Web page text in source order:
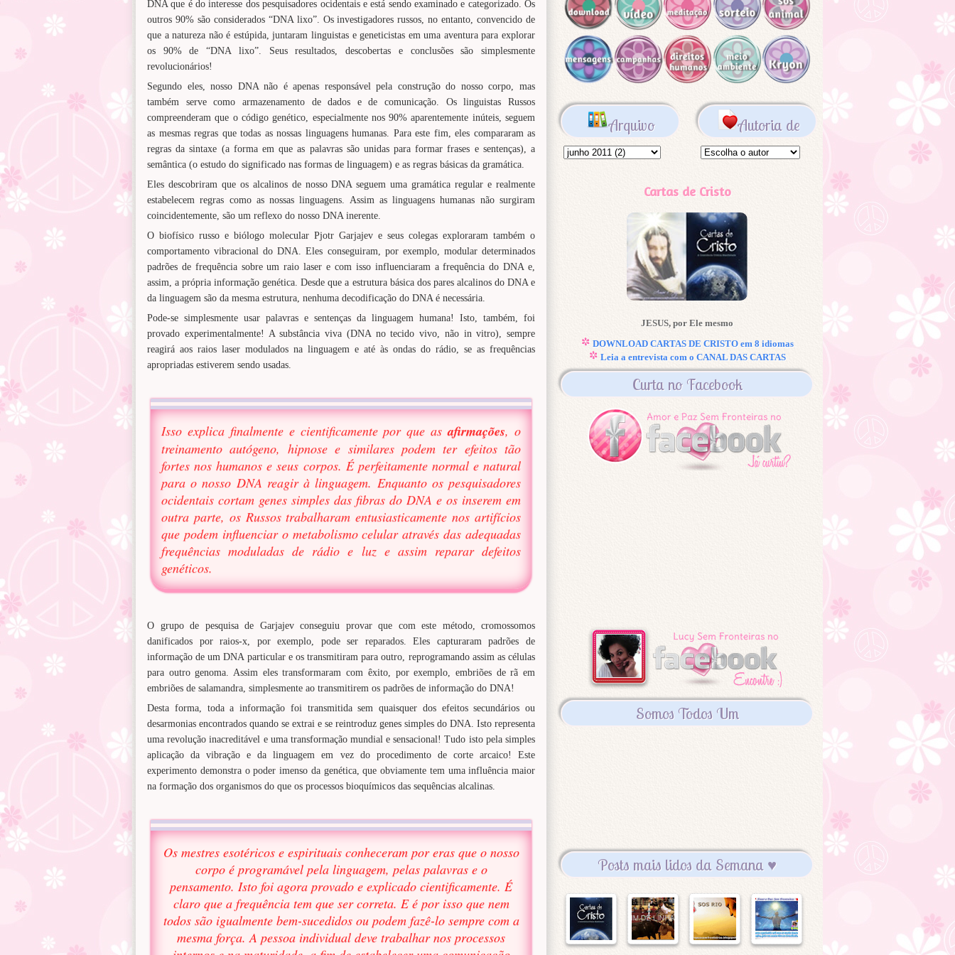
DNA que é do interesse dos pesquisadores ocidentais e está sendo examinado e categorizado. Os
outros 90% são considerados “DNA lixo”. Os investigadores russos, no entanto, convencido de
que a natureza não é estúpida, juntaram linguistas e geneticistas em uma aventura para explorar
os 90% de “DNA lixo”. Seus resultados, descobertas e conclusões são simplesmente
revolucionários!
Segundo eles, nosso DNA não é apenas responsável pela construção do nosso corpo, mas
também serve como armazenamento de dados e de comunicação. Os linguistas Russos
compreenderam que o código genético, especialmente nos 90% aparentemente inúteis, seguem
as mesmas regras que todas as nossas linguagens humanas. Para este fim, eles compararam as
regras da sintaxe (a forma em que as palavras são unidas para formar frases e sentenças), a
semântica (o estudo do significado nas formas de linguagem) e as regras básicas da gramática.
Eles descobriram que os alcalinos de nosso DNA seguem uma gramática regular e realmente
estabelecem regras como as nossas linguagens. Assim as linguagens humanas não surgiram
coincidentemente, são um reflexo do nosso DNA inerente.
O biofísico russo e biólogo molecular Pjotr Garjajev e seus colegas exploraram também o
comportamento vibracional do DNA. Eles conseguiram, por exemplo, modular determinados
padrões de frequência sobre um raio laser e com isso influenciaram a frequência do DNA e,
assim, a própria informação genética. Desde que a estrutura básica dos pares alcalinos do DNA e
da linguagem são da mesma estrutura, nenhuma decodificação do DNA é necessária.
Pode-se simplesmente usar palavras e sentenças da linguagem humana! Isto, também, foi
provado experimentalmente! A substância viva (DNA no tecido vivo, não in vitro), sempre
reagirá aos raios laser modulados na linguagem e até às ondas do rádio, se as frequências
apropriadas estiverem sendo usadas.
Isso explica finalmente e cientificamente por que asafirmações, o
treinamento autógeno, hipnose e similares podem ter efeitos tão
fortes nos humanos e seus corpos. É perfeitamente normal e natural
para o nosso DNA reagir à linguagem. Enquanto os pesquisadores
ocidentais cortam genes simples das fibras do DNA e os inserem em
outra parte, os Russos trabalharam entusiasticamente nos artifícios
que podem influenciar o metabolismo celular através das adequadas
frequências moduladas de rádio e luz e assim reparar defeitos
genéticos.
O grupo de pesquisa de Garjajev conseguiu provar que com este método, cromossomos
danificados por raios-x, por exemplo, pode ser reparados. Eles capturaram padrões de
informação de um DNA particular e os transmitiram para outro, reprogramando assim as células
para outro genoma. Assim eles transformaram com êxito, por exemplo, embriões de rã em
embriões de salamandra, simplesmente ao transmitirem os padrões de informação do DNA!
Desta forma, toda a informação foi transmitida sem quaisquer dos efeitos secundários ou
desarmonias encontrados quando se extrai e se reintroduz genes simples do DNA. Isto representa
uma revolução inacreditável e uma transformação mundial e sensacional! Tudo isto pela simples
aplicação da vibração e da linguagem em vez do procedimento de corte arcaico! Este
experimento demonstra o poder imenso da genética, que obviamente tem uma influência maior
na formação dos organismos do que os processos bioquímicos das sequências alcalinas.
Os mestres esotéricos e espirituais conheceram por eras que o nosso
corpo é programável pela linguagem, pelas palavras e o
pensamento. Isto foi agora provado e explicado cientificamente. É
claro que a frequência tem que ser correta. E é por isso que nem
todos são igualmente bem-sucedidos ou podem fazê-lo sempre com a
mesma força. A pessoa individual deve trabalhar nos processos
Arquivo Autoria de
Cartas de Cristo
JESUS, por Ele mesmo
DOWNLOAD CARTAS DE CRISTO em 8 idiomas
Leia a entrevista com o CANAL DAS CARTAS
Curta no Facebook
Somos Todos Um
Posts mais lidos da Semana ♥